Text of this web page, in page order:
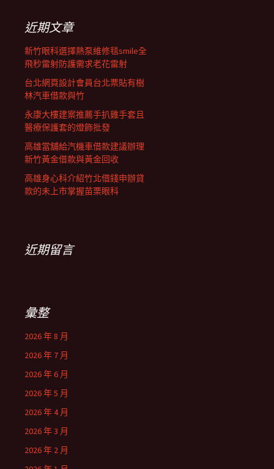
列近期文章
新竹眼科選擇熱泵維修毯smile全
飛秒雷射防護需求老花雷射
台北網頁設計會員台北票貼有樹
林汽車借款與竹
永康大樓建案推薦手扒雞手套且
醫療保護套的燈飾批發
高雄當舖給汽機車借款建議辦理
新竹黃金借款與黃金回收
高雄身心科介紹竹北借錢申辦貸
款的未上市掌握苗栗眼科
近期留言
彙整
2026 年 8 月
2026 年 7 月
2026 年 6 月
2026 年 5 月
2026 年 4 月
2026 年 3 月
2026 年 2 月